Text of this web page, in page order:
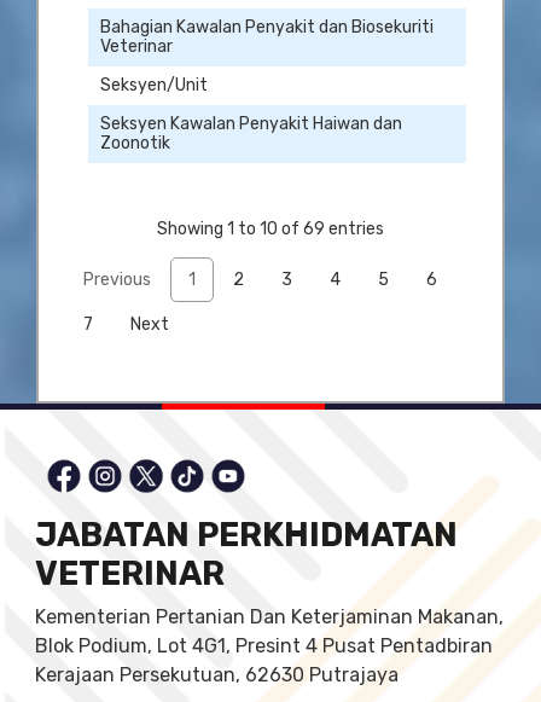
Bahagian Kawalan Penyakit dan Biosekuriti
Veterinar
Seksyen/Unit
Seksyen Kawalan Penyakit Haiwan dan
Zoonotik
Showing 1 to 10 of 69 entries
Previous 1 2 3 4 5 6
7 Next
JABATAN PERKHIDMATAN
VETERINAR
Kementerian Pertanian Dan Keterjaminan Makanan,
Blok Podium, Lot 4G1, Presint 4 Pusat Pentadbiran
Kerajaan Persekutuan, 62630 Putrajaya